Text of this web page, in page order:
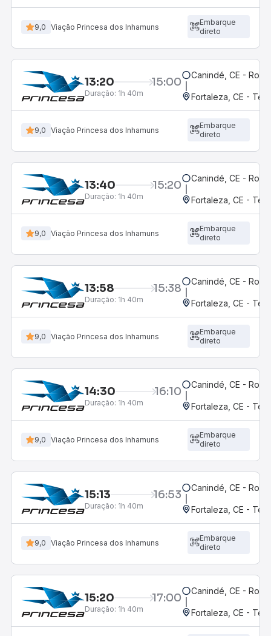
9,0 Viação Princesa dos Inhamuns
Embarque
direto
13:20 15:00
Duração: 1h 40m
Canindé, CE -
Fortaleza, CE -
9,0 Viação Princesa dos Inhamuns
Embarque
direto
13:40 15:20
Duração: 1h 40m
Canindé, CE -
Fortaleza, CE -
9,0 Viação Princesa dos Inhamuns
Embarque
direto
13:58 15:38
Duração: 1h 40m
Canindé, CE -
Fortaleza, CE -
9,0 Viação Princesa dos Inhamuns
Embarque
direto
14:30 16:10
Duração: 1h 40m
Canindé, CE -
Fortaleza, CE -
9,0 Viação Princesa dos Inhamuns
Embarque
direto
15:13 16:53
Duração: 1h 40m
Canindé, CE -
Fortaleza, CE -
9,0 Viação Princesa dos Inhamuns
Embarque
direto
15:20 17:00
Duração: 1h 40m
Canindé, CE -
Fortaleza, CE -